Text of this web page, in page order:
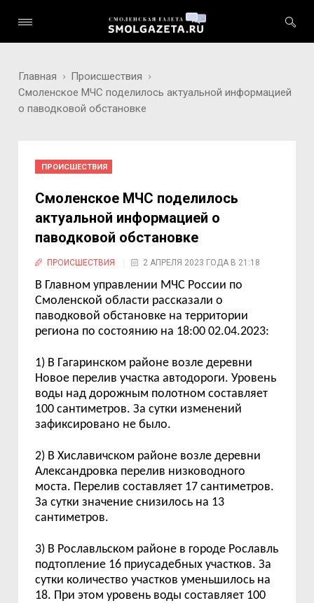
Главная
Происшествия
Смоленское МЧС поделилось актуальной информацией
о паводковой обстановке
ПРОИСШЕСТВИЯ
Смоленское МЧС поделилось
актуальной информацией о
паводковой обстановке
ПРОИСШЕСТВИЯ 2 АПРЕЛЯ 2023 ГОДА В 21:18
В Главном управлении МЧС России по
Смоленской области рассказали о
паводковой обстановке на территории
региона по состоянию на 18:00 02.04.2023:
1) В Гагаринском районе возле деревни
Новое перелив участка автодороги. Уровень
воды над дорожным полотном составляет
100 сантиметров. За сутки изменений
зафиксировано не было.
2) В Хиславичском районе возле деревни
Александровка перелив низководного
моста. Перелив составляет 17 сантиметров.
За сутки значение снизилось на 13
сантиметров.
3) В Рославльском районе в городе Рославль
подтопление 16 приусадебных участков. За
сутки количество участков уменьшилось на
18. При этом уровень воды составляет 100